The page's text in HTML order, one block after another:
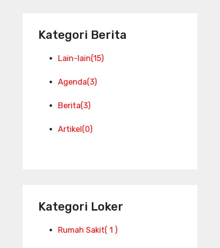
Kategori Berita
Lain-lain(15)
Agenda(3)
Berita(3)
Artikel(0)
Kategori Loker
Rumah Sakit( 1 )